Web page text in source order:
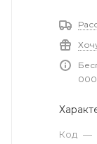
Код —